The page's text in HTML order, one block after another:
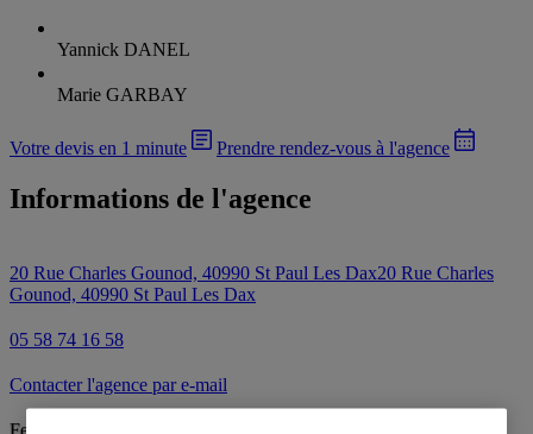
Yannick DANEL
Marie GARBAY
Votre devis en 1 minute Prendre rendez-vous à l'agence
Informations de l'agence
20 Rue Charles Gounod, 40990 St Paul Les Dax20 Rue Charles
Gounod, 40990 St Paul Les Dax
05 58 74 16 58
Contacter l'agence par e-mail
Fermé